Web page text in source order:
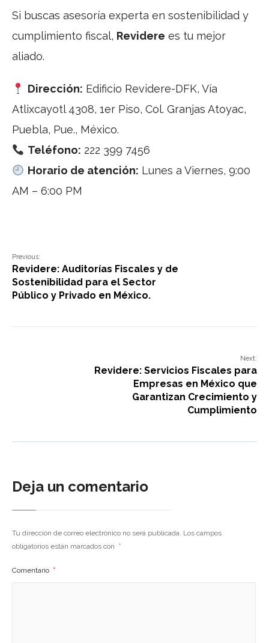
Si buscas asesoría experta en sostenibilidad y
cumplimiento fiscal, Revidere es tu mejor
aliado.
Dirección: Edificio Revidere-DFK, Vía
Atlixcayotl 4308, 1er Piso, Col. Granjas Atoyac,
Puebla, Pue., México.
Teléfono: 222 399 7456
Horario de atención: Lunes a Viernes, 9:00
AM – 6:00 PM
Previous:
Revidere: Auditorías Fiscales y de
Sostenibilidad para el Sector
Público y Privado en México.
Next:
Revidere: Servicios Fiscales para
Empresas en México que
Garantizan Crecimiento y
Cumplimiento
Deja un comentario
Tu dirección de correo electrónico no será publicada. Los campos
obligatorios están marcados con *
Comentario *